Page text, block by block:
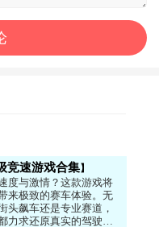
竞速游戏合集
度与激情？这款游戏将
来极致的赛车体验。无
头飙车还是专业赛道，
力求还原真实的驾驶手